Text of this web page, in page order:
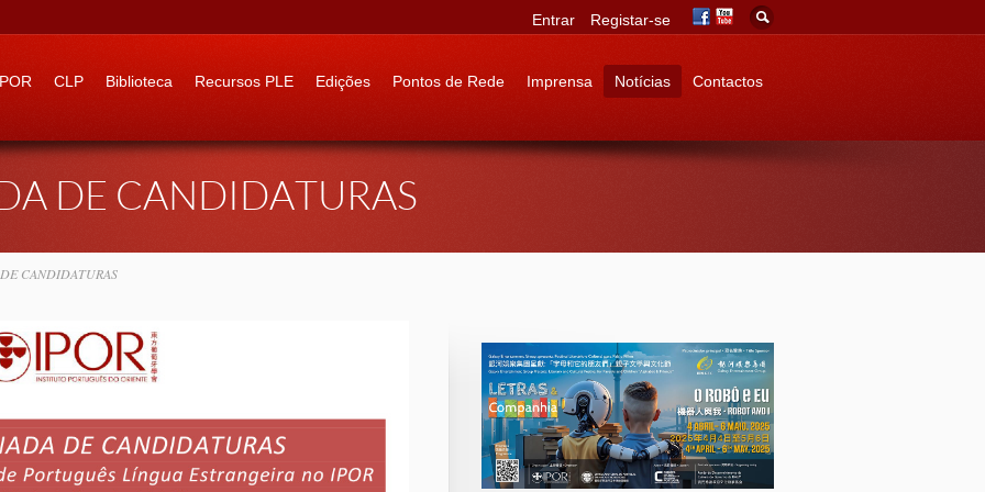
to: CLP Biblioteca Recursos PLE Edições Pontos de Rede Imprensa Notícias Contactos
Entrar Registar-se
DE CANDIDATURAS
CANDIDATURAS